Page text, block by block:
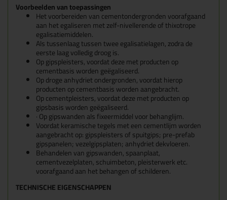
Voorbeelden van toepassingen
Het voorbereiden van cementondergronden voorafgaand
aan het egaliseren met zelf-nivellerende of thixotrope
egalisatiemiddelen.
Als tussenlaag tussen twee egalisatielagen, zodra de
eerste laag volledig droog is.
Op gipspleisters, voordat deze met producten op
cementbasis worden geëgaliseerd.
Op droge anhydriet ondergronden, voordat hierop
producten op cementbasis worden aangebracht.
Op cementpleisters, voordat deze met producten op
gipsbasis worden geëgaliseerd.
· Op gipswanden als fixeermiddel voor behanglijm.
Voordat keramische tegels met een cementlijm worden
aangebracht op: gipspleisters of spuitgips; pre-prefab
gipspanelen; vezelgipsplaten; anhydriet dekvloeren.
Behandelen van gipswanden, spaanplaat,
cementvezelplaten, schuimbeton, pleisterwerk etc.
voorafgaand aan het behangen of schilderen.
TECHNISCHE EIGENSCHAPPEN